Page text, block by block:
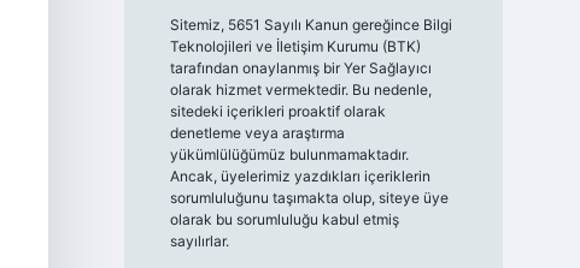
Sitemiz, 5651 Sayılı Kanun gereğince Bilgi
Teknolojileri ve İletişim Kurumu (BTK)
tarafından onaylanmış bir Yer Sağlayıcı
olarak hizmet vermektedir. Bu nedenle,
sitedeki içerikleri proaktif olarak
denetleme veya araştırma
yükümlülüğümüz bulunmamaktadır.
Ancak, üyelerimiz yazdıkları içeriklerin
sorumluluğunu taşımakta olup, siteye üye
olarak bu sorumluluğu kabul etmiş
sayılırlar.